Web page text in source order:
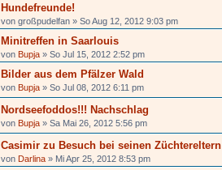
Hundefreunde!
von großpudelfan » So Aug 12, 2012 9:03 pm
Minitreffen in Saarlouis
von Bupja » So Jul 15, 2012 2:52 pm
Bilder aus dem Pfälzer Wald
von Bupja » So Jul 08, 2012 6:11 pm
Nordseefoddos!!! Nachschlag
von Bupja » Sa Mai 26, 2012 5:56 pm
Casimir zu Besuch bei seinen Züchtereltern
von Darlina » Mi Apr 25, 2012 8:53 pm